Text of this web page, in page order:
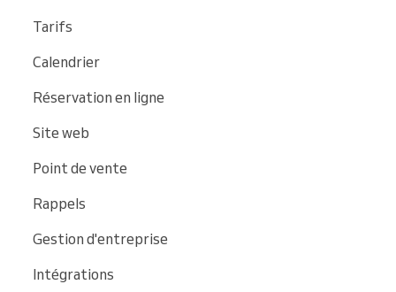
Tarifs
Calendrier
Réservation en ligne
Site web
Point de vente
Rappels
Gestion d'entreprise
Intégrations